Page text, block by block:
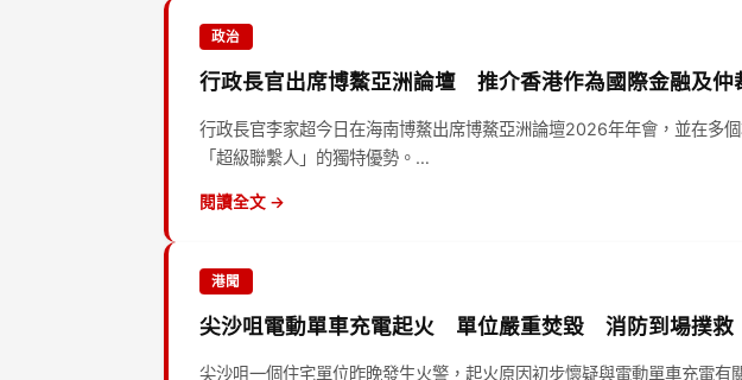
政治
行政長官出席博鰲亞洲論壇 推介香港作為國際金融及仲
行政長官李家超今日在海南博鰲出席博鰲亞洲論壇2026年年會，並在多
「超級聯繫人」的獨特優勢。…
閱讀全文 →
港聞
尖沙咀電動單車充電起火 單位嚴重焚毀 消防到場撲救
尖沙咀一個住宅單位昨晚發生火警，起火原因初步懷疑與電動單車充電